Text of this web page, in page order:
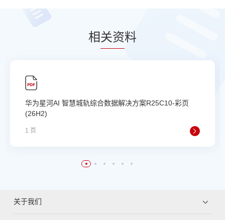
相关资料
华为星河AI 智慧城轨综合数据解决方案R25C10-彩页
(26H2)
1 页
关于我们